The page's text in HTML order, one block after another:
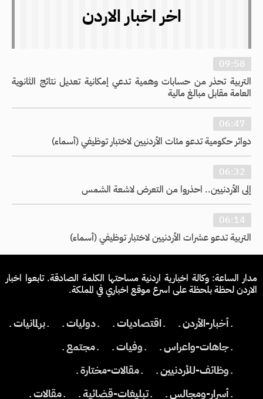
اخر اخبار الاردن
09:58
التربية تحذر من حسابات وهمية تدعي إمكانية تعديل نتائج الثانوية
العامة مقابل مبالغ مالية
06:47
دوائر حكومية تدعو مئات الأردنيين لاختبار توظيفي (أسماء)
06:32
إلى الأردنيين.. احذروا من التعرض لاشعة الشمس
06:14
التربية تدعو عشرات الأردنيين لاختبار توظيفي (أسماء)
مدار الساعة: وكالة اخبارية اردنية مساحتها الكلمة الصادقة. تابعوا اخبار
الاردن لحظة بلحظة على اسرع موقع اخباري في المملكة.
ـ أخبار-الأردن ـ ـ اقتصاديات ـ ـ دوليات ـ
ـ برلمانيات ـ
ـ جاهات-واعراس ـ
ـ وفيات ـ
ـ مجتمع ـ
ـ وظائف-للأردنيين ـ
ـ مقالات-مختارة ـ
ـ أسرار-ومجالس ـ
ـ تبليغات-قضائية ـ ـ مقالات ـ